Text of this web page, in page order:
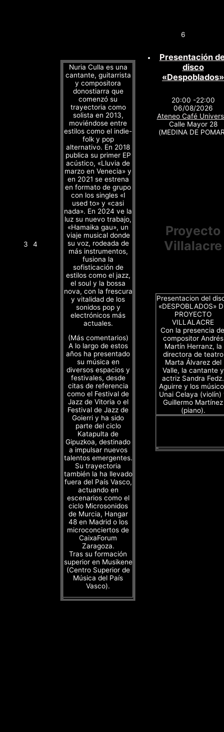
3 4
Nuria Culla es una
cantante, guitarrista
y compositora
donostiarra que
comenzó su
trayectoria como
solista en 2013,
moviéndose entre
estilos como el indie-
folk y pop
alternativo. En 2018
publica su primer EP
acústico, «Lluvia de
marzo en Venecia» y
en 2021 se estrena
en formato de grupo
con los singles «I
used to» y «casi
nada». En 2024 ve la
luz su nuevo trabajo,
«Hamaika gau», un
viaje musical donde
su voz, rodeada de
más instrumentos,
fusiona la
sofisticación de
estilos como el jazz,
el soul y la bossa
nova, con la frescura
y vitalidad de los
sonidos pop y
electrónicos más
actuales.
(Más comentarios)
A lo largo de estos
años ha presentado
su música en
diversos espacios y
festivales, desde
citas de referencia
como el Festival de
Jazz de Vitoria o el
Festival de Jazz de
Goierri y ha sido
parte del ciclo
Katapulta de
Gipuzkoa, destinado
a impulsar nuevos
talentos emergentes.
Su trayectoria
también la ha llevado
fuera del País Vasco,
actuando en
escenarios como el
ciclo Microsonidos
de Murcia, Hangar
48 en Madrid o los
microconciertos de
CaixaForum
Zaragoza.
Tras su formación
superior en Musikene
(Centro Superior de
Música del País
Vasco).
6
Presentación
disco
«Despoblados»
20:00 -22:00
06/08/2026
Ateneo Café
Calle Mayor 28
(MEDINA DE
Proyecto
Villalacre
Presentacion del
«DESPOBLADOS»
PROYECTO
VILLALACRE
Con la presencia
compositor Andrés
Martín Herranz, la
directora de teatro
Marta Álvarez del
Valle, la cantante y
actriz Sandra Fedz.
Aguirre y los
Unai Celaya (violín)
Guillermo Martínez
(piano).